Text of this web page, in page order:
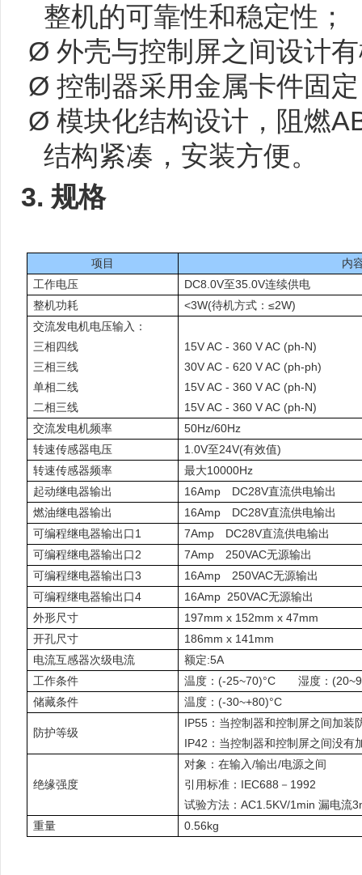
整机的可靠性和稳定性；
Ø 外壳与控制屏之间设计
Ø 控制器采用金属卡件固
Ø 模块化结构设计，阻燃
结构紧凑，安装方便。
3. 规格
项目
内
工作电压
DC8.0V至35.0V连续供电
整机功耗
<3W(待机方式：≤2W)
交流发电机电压输入：
三相四线
三相三线
单相二线
二相三线
15V AC - 360 V AC (ph-N)
30V AC - 620 V AC (ph-ph)
15V AC - 360 V AC (ph-N)
15V AC - 360 V AC (ph-N)
交流发电机频率
50Hz/60Hz
转速传感器电压
1.0V至24V(有效值)
转速传感器频率
最大10000Hz
起动继电器输出
16Amp DC28V直流供电输出
燃油继电器输出
16Amp DC28V直流供电输出
可编程继电器输出口1
7Amp DC28V直流供电输出
可编程继电器输出口2
7Amp 250VAC无源输出
可编程继电器输出口3
16Amp 250VAC无源输出
可编程继电器输出口4
16Amp 250VAC无源输出
外形尺寸
197mm x 152mm x 47mm
开孔尺寸
186mm x 141mm
电流互感器次级电流
额定:5A
工作条件
温度：(-25~70)°C 湿度：
储藏条件
温度：(-30~+80)°C
防护等级
IP55：当控制器和控制屏之间加装
IP42：当控制器和控制屏之间没有
绝缘强度
对象：在输入/输出/电源之间
引用标准：IEC688－1992
试验方法：AC1.5KV/1min 漏电流
重量
0.56kg